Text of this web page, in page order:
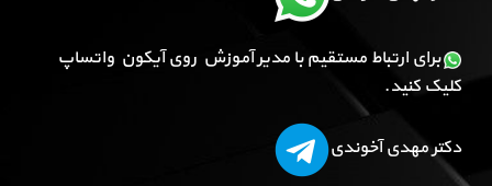
برای ارتباط مستقیم با مدیر آموزش روی آیکون واتساپ
کلیک کنید.
دکتر مهدی آخوندی